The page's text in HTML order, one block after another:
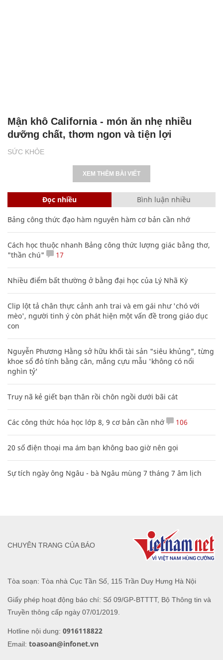
SỨC KHỎE
Mận khô California - món ăn nhẹ nhiều
dưỡng chất, thơm ngon và tiện lợi
XEM THÊM BÀI VIẾT
Đọc nhiều Bình luận nhiều
Bảng công thức đạo hàm nguyên hàm cơ bản cần nhớ
Cách học thuộc nhanh Bảng công thức lượng giác bằng thơ,
"thần chú"
17
Nhiều điểm bất thường ở bằng đại học của Lý Nhã Kỳ
Clip lột tả chân thực cảnh anh trai và em gái như 'chó với
mèo', người tinh ý còn phát hiện một vấn đề trong giáo dục
con
Nguyễn Phương Hằng sở hữu khối tài sản "siêu khủng", từng
khoe sổ đỏ tính bằng cân, mắng cựu mẫu 'không có nổi
nghìn tỷ'
Truy nã kẻ giết bạn thân rồi chôn ngồi dưới bãi cát
Các công thức hóa học lớp 8, 9 cơ bản cần nhớ 106
20 số điện thoại ma ám bạn không bao giờ nên gọi
Sự tích ngày ông Ngâu - bà Ngâu mùng 7 tháng 7 âm lịch
Tòa soạn: Tòa nhà Cục Tần Số, 115 Trần Duy Hưng Hà Nội
Giấy phép hoạt động báo chí: Số 09/GP-BTTTT, Bộ Thông tin và
Truyền thông cấp ngày 07/01/2019.
Hotline nội dung: 0916118822
Email: toasoan@infonet.vn
CHUYÊN TRANG CỦA BÁO